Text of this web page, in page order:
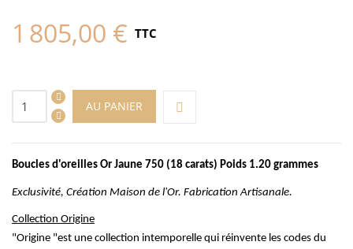
1 805,00 € TTC
AU PANIER
Boucles d'oreilles Or Jaune 750 (18 carats) Poids 1.20 grammes
Exclusivité, Création Maison de l'Or. Fabrication Artisanale.
Collection Origine
"Origine "est une collection intemporelle qui réinvente les codes du